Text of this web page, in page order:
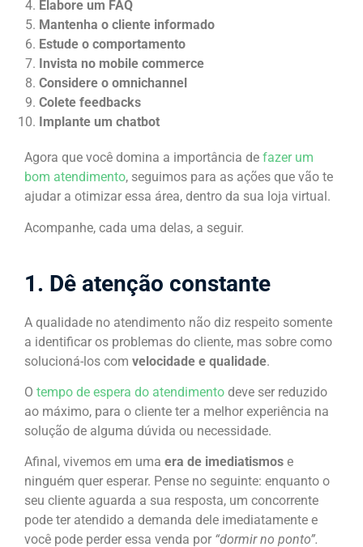
Elabore um FAQ
Mantenha o cliente informado
Estude o comportamento
Invista no mobile commerce
Considere o omnichannel
Colete feedbacks
Implante um chatbot
Agora que você domina a importância de fazer um
bom atendimento, seguimos para as ações que vão te
ajudar a otimizar essa área, dentro da sua loja virtual.
Acompanhe, cada uma delas, a seguir.
1. Dê atenção constante
A qualidade no atendimento não diz respeito somente
a identificar os problemas do cliente, mas sobre como
solucioná-los com velocidade e qualidade.
O tempo de espera do atendimento deve ser reduzido
ao máximo, para o cliente ter a melhor experiência na
solução de alguma dúvida ou necessidade.
Afinal, vivemos em uma era de imediatismos e
ninguém quer esperar. Pense no seguinte: enquanto o
seu cliente aguarda a sua resposta, um concorrente
pode ter atendido a demanda dele imediatamente e
você pode perder essa venda por “dormir no ponto”.